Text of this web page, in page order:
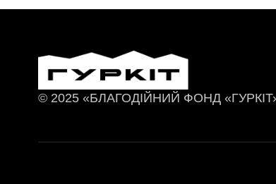
© 2025 «БЛАГОДІЙНИЙ ФОНД «ГУРКІТ»